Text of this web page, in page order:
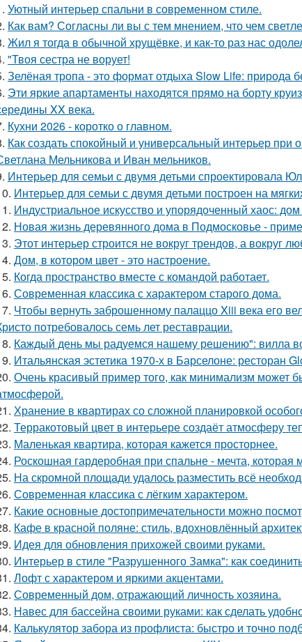
Уютный интерьер спальни в современном стиле.
Как вам? Согласны ли вы с тем мнением, что чем
Жил я тогда в обычной хрущёвке, и как-то раз нас
"Твоя сестра не ворует!
Зелёная тропа - это формат отдыха Slow Life: природа
Эти яркие апартаменты находятся прямо на борту
XX века.
Кухни 2026 - коротко о главном.
Как создать спокойный и универсальный интерьер
Мельникова и Иван мельников.
Интерьер для семьи с двумя детьми спроектировала
Интерьер для семьи с двумя детьми построен на
Индустриальное искусство и упорядоченный хаос:
Новая жизнь деревянного дома в Подмосковье -
Этот интерьер строится не вокруг трендов, а вокруг
Дом, в котором цвет - это настроение.
Когда пространство вместе с командой работает.
Современная классика с характером старого дома.
Чтобы вернуть заброшенному палаццо Xiii века его
потребовалось семь лет реставрации.
Каждый день мы радуемся нашему решению": вилла
Итальянская эстетика 1970-х в Барселоне: ресторан
Очень красивый пример того, как минимализм может
Хранение в квартирах со сложной планировкой
Терракотовый цвет в интерьере создаёт атмосферу
Маленькая квартира, которая кажется просторнее.
Роскошная гардеробная при спальне - мечта, которая
На скромной площади удалось разместить всё
Современная классика с лёгким характером.
Какие основные достопримечательности можно
Кафе в красной поляне: стиль, вдохновлённый
Идея для обновления прихожей своими руками.
Интерьер в стиле "Разрушенного Замка": как
Лофт с характером и яркими акцентами.
Современный дом, отражающий личность хозяина.
Навес для бассейна своими руками: как сделать
Калькулятор забора из профлиста: быстро и точно